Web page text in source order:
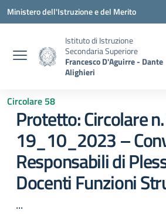
Vai ai contenuti
Vai al menu di navigazione
Vai al footer
Ministero dell'Istruzione e del Merito
Istituto di Istruzione
Secondaria Superiore
Francesco D'Aguirre - Dante
Alighieri
Circolare 58
Protetto: Circolare
19_10_2023 –
Responsabili di
Docenti Funzioni
...